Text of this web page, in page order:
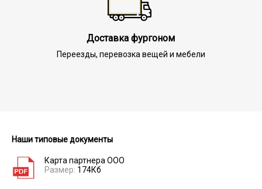
Доставка фургоном
Переезды, перевозка вещей и мебели
Наши типовые документы
Карта партнера ООО
Размер: 174Кб